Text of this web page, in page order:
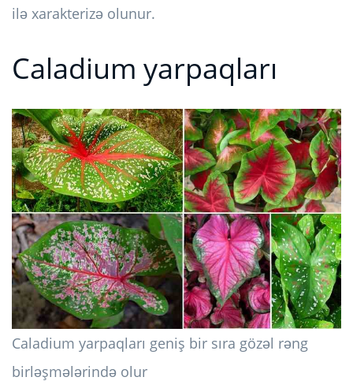
ilə xarakterizə olunur.
Caladium yarpaqları
Caladium yarpaqları geniş bir sıra gözəl rəng
birləşmələrində olur